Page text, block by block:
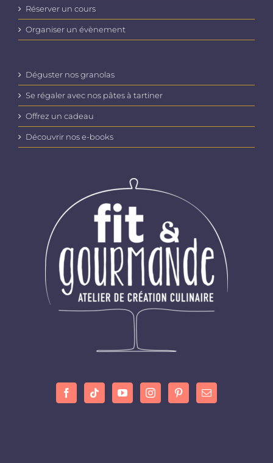
Réserver un cours
Organiser un évènement
Déguster nos granolas
Se régaler avec nos pâtes à tartiner
Offrez un cadeau
Découvrir nos e-books